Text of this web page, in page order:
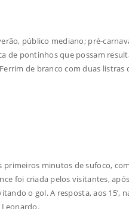
público mediano; pré-
de pontinhos que possam
de branco com duas listras
minutos de sufoco,
foi criada pelos visitantes,
o gol. A resposta, aos 15’,
Leonardo.